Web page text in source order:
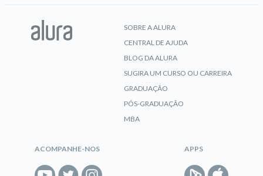
Engenharia de Prompt:criando prompts eficazes
SOBRE A ALURA
CENTRAL DE AJUDA
BLOG DA ALURA
SUGIRA UM CURSO OU CARREIRA
GRADUAÇÃO
PÓS-GRADUAÇÃO
MBA
ACOMPANHE-NOS APPS